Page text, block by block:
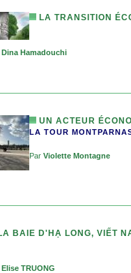
LA TRANSITION
Dina Hamadouchi
UN ACTEUR
LA TOUR
Par Violette Montagne
BAIE D'HẠ LONG, VIẾT
Elise TRUONG